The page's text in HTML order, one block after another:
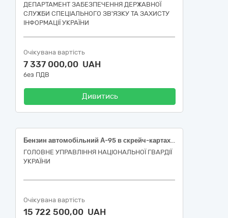
ДЕПАРТАМЕНТ ЗАБЕЗПЕЧЕННЯ ДЕРЖАВНОЇ
СЛУЖБИ СПЕЦІАЛЬНОГО ЗВ'ЯЗКУ ТА ЗАХИСТУ
ІНФОРМАЦІЇ УКРАЇНИ
Очікувана вартість
7 337 000,00 UAH
без ПДВ
Дивитись
Бензин автомобільний А-95 в скрейч-картах (паливних) – Євро-5 Е5(Е0)
ГОЛОВНЕ УПРАВЛІННЯ НАЦІОНАЛЬНОЇ ГВАРДІЇ
УКРАЇНИ
Очікувана вартість
15 722 500,00 UAH